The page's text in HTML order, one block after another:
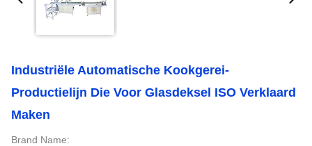
Industriële Automatische Kookgerei-
Productielijn Die Voor Glasdeksel ISO Verklaard
Maken
Brand Name: